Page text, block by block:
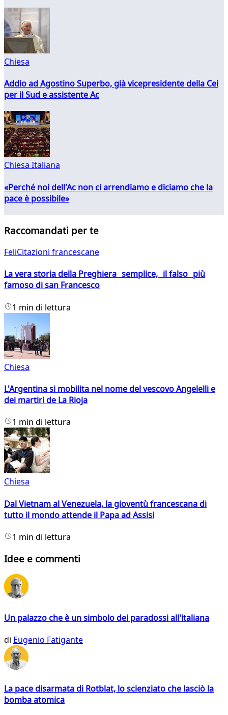
Chiesa
Addio ad Agostino Superbo, già vicepresidente della Cei
per il Sud e assistente Ac
Chiesa Italiana
«Perché noi dell'Ac non ci arrendiamo e diciamo che la
pace è possibile»
Raccomandati per te
FeliCitazioni francescane
La vera storia della Preghiera semplice, il falso più
famoso di san Francesco
1 min di lettura
Chiesa
L'Argentina si mobilita nel nome del vescovo Angelelli e
dei martiri de La Rioja
1 min di lettura
Chiesa
Dal Vietnam al Venezuela, la gioventù francescana di
tutto il mondo attende il Papa ad Assisi
1 min di lettura
Idee e commenti
Un palazzo che è un simbolo dei paradossi all'italiana
di Eugenio Fatigante
La pace disarmata di Rotblat, lo scienziato che lasciò la
bomba atomica